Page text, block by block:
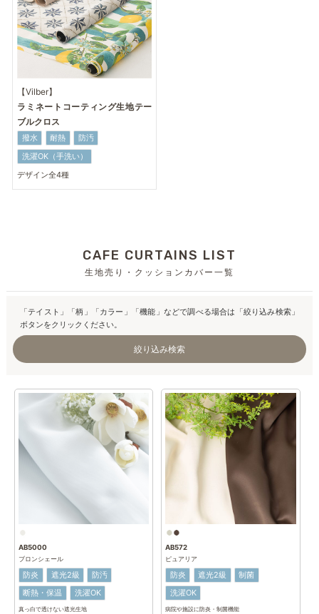
【Vilber】
ラミネートコーティング生地テー
ブルクロス
撥水 耐熱
防汚
洗濯OK（手洗い）
デザイン全4種
CAFE CURTAINS LIST
生地売り・クッションカバー一覧
「テイスト」「柄」「カラー」「機能」などで調べる場合は「絞り込み検索」
ボタンをクリックください。
絞り込み検索
シンプル ナチュラル カジュアル
モダン ポップ モノトーン
ストライプ
アニマル
カラー
ホワイト ベージュ ブラウン
AB5000
ブロンシェール
防炎 遮光2級
防汚
断熱・保温
洗濯OK
真っ白で透けない遮光生地
AB572
ピュアリア
防炎 遮光2級
制菌
洗濯OK
病院や施設に防炎・制菌機能